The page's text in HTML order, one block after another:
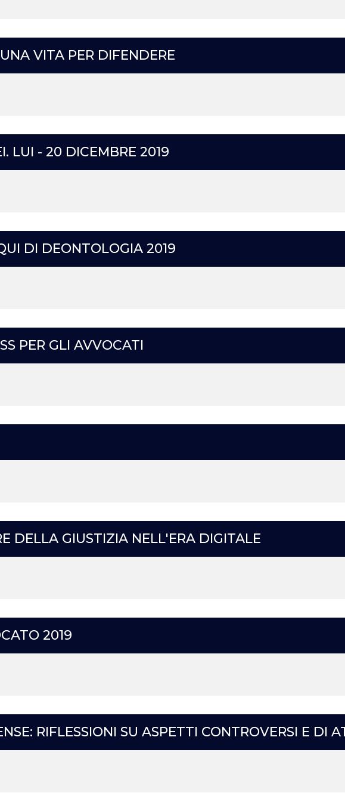
VITA PER DIFENDERE
LUI - 20 DICEMBRE 2019
DI DEONTOLOGIA 2019
PER GLI AVVOCATI
DELLA GIUSTIZIA NELL'ERA DIGITALE
2019
RIFLESSIONI SU ASPETTI CONTROVERSI E DI